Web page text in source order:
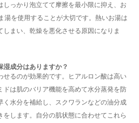
しっかり泡立てて摩擦を最小限に抑え、お
湯を使用することが大切です。熱いお湯は
しまい、乾燥を悪化させる原因になりま
湿成分はありますか？
せるのが効果的です。ヒアルロン酸は高い
ドは肌のバリア機能を高めて水分蒸発を防
く水分を補給し、スクワランなどの油分成
をします。自分の肌状態に合わせてこれら